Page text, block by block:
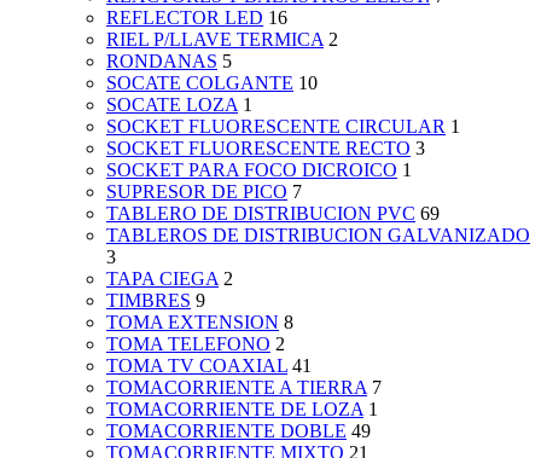
REFLECTOR LED 16
RIEL P/LLAVE TERMICA 2
RONDANAS 5
SOCATE COLGANTE 10
SOCATE LOZA 1
SOCKET FLUORESCENTE CIRCULAR 1
SOCKET FLUORESCENTE RECTO 3
SOCKET PARA FOCO DICROICO 1
SUPRESOR DE PICO 7
TABLERO DE DISTRIBUCION PVC 69
TABLEROS DE DISTRIBUCION GALVANIZADO
3
TAPA CIEGA 2
TIMBRES 9
TOMA EXTENSION 8
TOMA TELEFONO 2
TOMA TV COAXIAL 41
TOMACORRIENTE A TIERRA 7
TOMACORRIENTE DE LOZA 1
TOMACORRIENTE DOBLE 49
TOMACORRIENTE MIXTO 21